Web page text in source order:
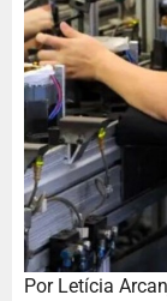
Por Letícia